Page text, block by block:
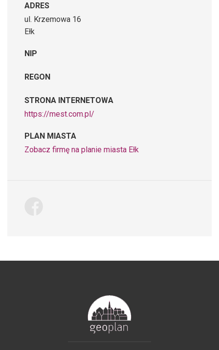
ADRES
ul. Krzemowa 16
Ełk
NIP
REGON
STRONA INTERNETOWA
https://mest.com.pl/
PLAN MIASTA
Zobacz firmę na planie miasta Ełk